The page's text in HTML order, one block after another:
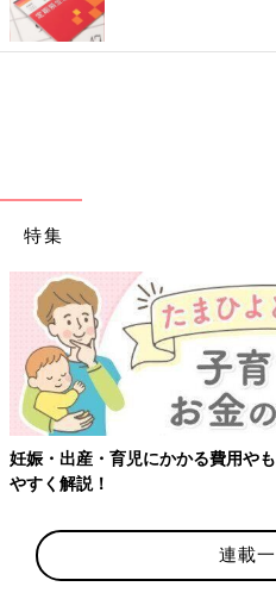
特集
妊娠・出産・育児にかかる費用や
やすく解説！
連載